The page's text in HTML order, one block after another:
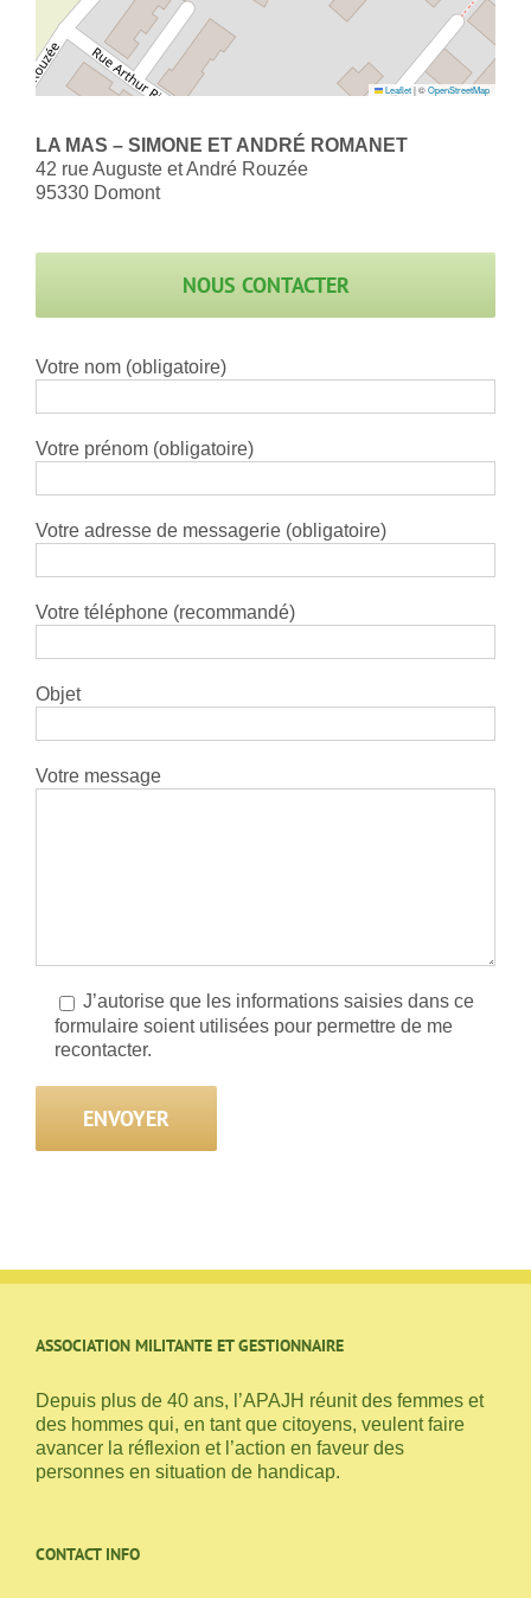
Leaflet|©OpenStreetMap
LA MAS – SIMONE ET ANDRÉ ROMANET
42 rue Auguste et André Rouzée
95330 Domont
NOUS CONTACTER
Votre nom (obligatoire)
Votre prénom (obligatoire)
Votre adresse de messagerie (obligatoire)
Votre téléphone (recommandé)
Objet
Votre message
J’autorise que les informations saisies dans ce
formulaire soient utilisées pour permettre de me
recontacter.
ASSOCIATION MILITANTE ET GESTIONNAIRE
Depuis plus de 40 ans, l’APAJH réunit des femmes et
des hommes qui, en tant que citoyens, veulent faire
avancer la réflexion et l’action en faveur des
personnes en situation de handicap.
CONTACT INFO